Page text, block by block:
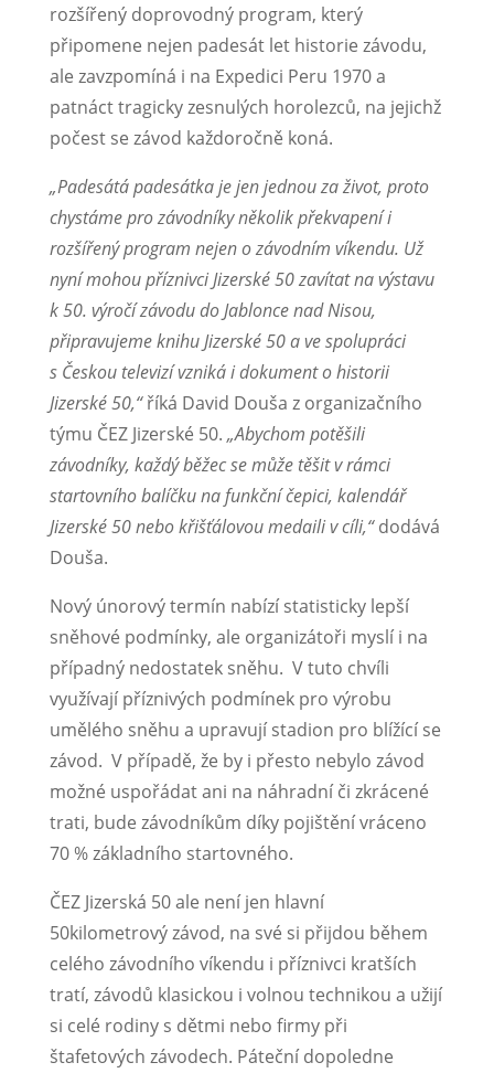
rozšířený doprovodný program, který
připomene nejen padesát let historie závodu,
ale zavzpomíná i na Expedici Peru 1970 a
patnáct tragicky zesnulých horolezců, na jejichž
počest se závod každoročně koná.
„Padesátá padesátka je jen jednou za život, proto
chystáme pro závodníky několik překvapení i
rozšířený program nejen o závodním víkendu. Už
nyní mohou příznivci Jizerské 50 zavítat na výstavu
k 50. výročí závodu do Jablonce nad Nisou,
připravujeme knihu Jizerské 50 a ve spolupráci
s Českou televizí vzniká i dokument o historii
Jizerské 50,“říká David Douša z organizačního
týmu ČEZ Jizerské 50. „Abychom potěšili
závodníky, každý běžec se může těšit v rámci
startovního balíčku na funkční čepici, kalendář
Jizerské 50 nebo křišťálovou medaili v cíli,“dodává
Douša.
Nový únorový termín nabízí statisticky lepší
sněhové podmínky, ale organizátoři myslí i na
případný nedostatek sněhu. V tuto chvíli
využívají příznivých podmínek pro výrobu
umělého sněhu a upravují stadion pro blížící se
závod. V případě, že by i přesto nebylo závod
možné uspořádat ani na náhradní či zkrácené
trati, bude závodníkům díky pojištění vráceno
70 % základního startovného.
ČEZ Jizerská 50 ale není jen hlavní
50kilometrový závod, na své si přijdou během
celého závodního víkendu i příznivci kratších
tratí, závodů klasickou i volnou technikou a užijí
si celé rodiny s dětmi nebo firmy při
štafetových závodech. Páteční dopoledne